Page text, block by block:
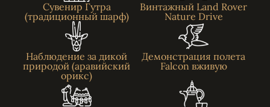
Сувенир Гутра
(традиционный шарф)
Винтажный Land Rover
Nature Drive
Наблюдение за дикой
природой (аравийский
орикс)
Демонстрация полета
Falcon вживую